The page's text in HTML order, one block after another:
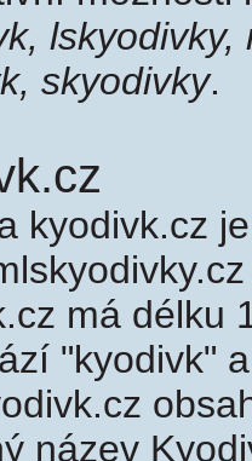
skyodivky.
kyodivk.cz
má délku
"kyodivk"
název